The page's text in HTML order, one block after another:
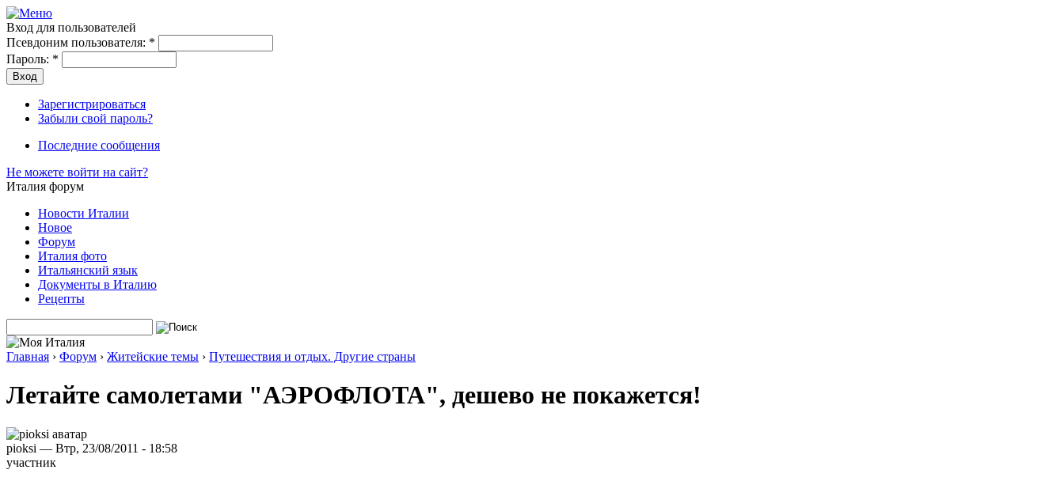
Вход для пользователей
Псевдоним пользователя: *
Пароль: *
Зарегистрироваться
Забыли свой пароль?
Последние сообщения
Не можете войти на сайт?
Италия форум
Новости Италии
Новое
Форум
Италия фото
Итальянский язык
Документы в Италию
Рецепты
Главная › Форум › Житейские темы › Путешествия и отдых. Другие страны
Летайте самолетами "АЭРОФЛОТА", дешево не покажется!
pioksi — Втр, 23/08/2011 - 18:58
участник